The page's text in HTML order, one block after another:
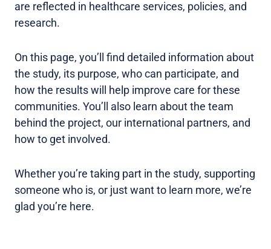
are reflected in healthcare services, policies, and
research.
On this page, you’ll find detailed information about
the study, its purpose, who can participate, and
how the results will help improve care for these
communities. You’ll also learn about the team
behind the project, our international partners, and
how to get involved.
Whether you’re taking part in the study, supporting
someone who is, or just want to learn more, we’re
glad you’re here.